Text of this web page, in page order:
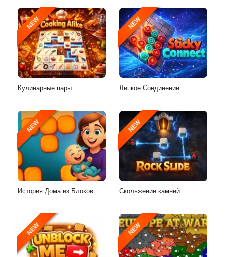
NEW
Кулинарные пары
NEW
Липкое Соединение
NEW
История Дома из Блоков
NEW
Скольжение камней
NEW NEW